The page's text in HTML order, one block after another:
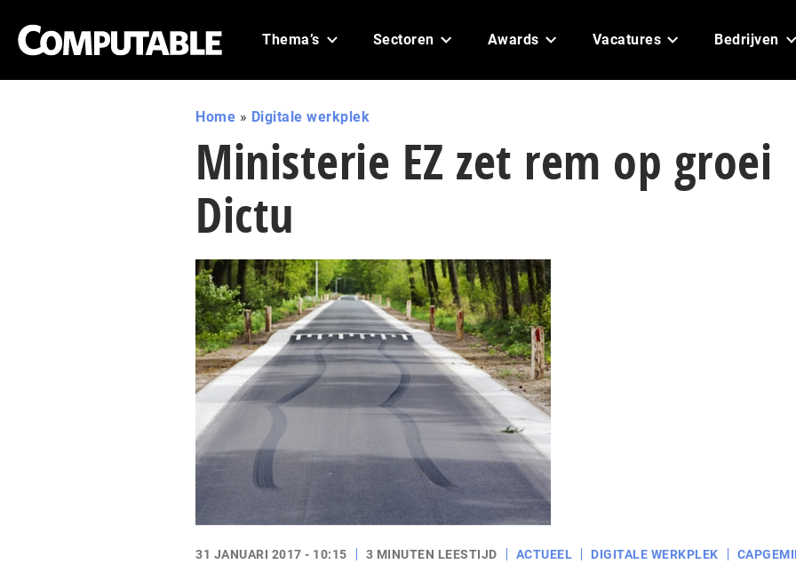
Thema’s Sectoren Awards Vacatures Bedrijven
Home » Digitale werkplek
Ministerie EZ zet rem op groei
Dictu
31 JANUARI 2017 - 10:15 3 MINUTEN LEESTIJD ACTUEEL DIGITALE WERKPLEK